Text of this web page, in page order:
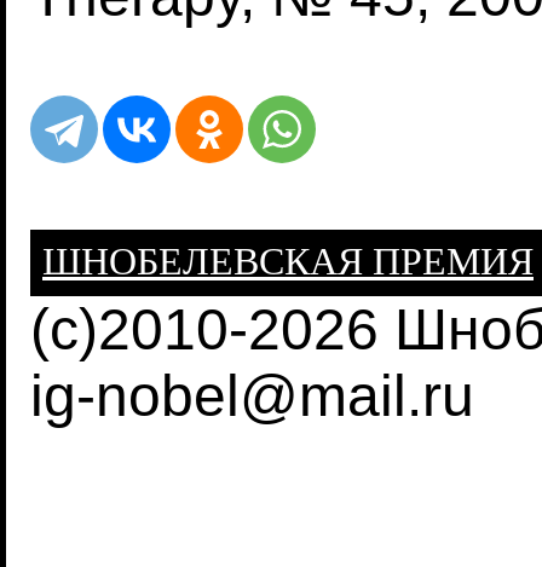
ШНОБЕЛЕВСКАЯ ПРЕМИЯ
(c)2010-2026
ig-nobel@mail.ru